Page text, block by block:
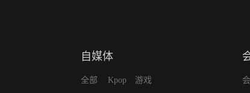
自媒体
全部 Kpop 游戏